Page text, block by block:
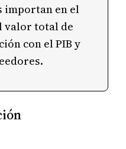
importan en el
valor total de
con el PIB y